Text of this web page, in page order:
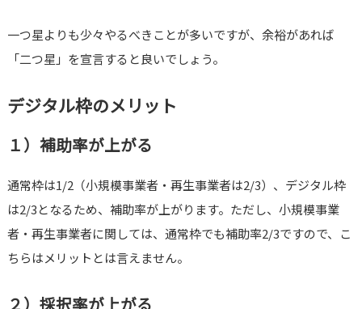
一つ星よりも少々やるべきことが多いですが、余裕があれば
「二つ星」を宣言すると良いでしょう。
デジタル枠のメリット
１）補助率が上がる
通常枠は1/2（小規模事業者・再生事業者は2/3）、デジタル枠
は2/3となるため、補助率が上がります。ただし、小規模事業
者・再生事業者に関しては、通常枠でも補助率2/3ですので、こ
ちらはメリットとは言えません。
２）採択率が上がる